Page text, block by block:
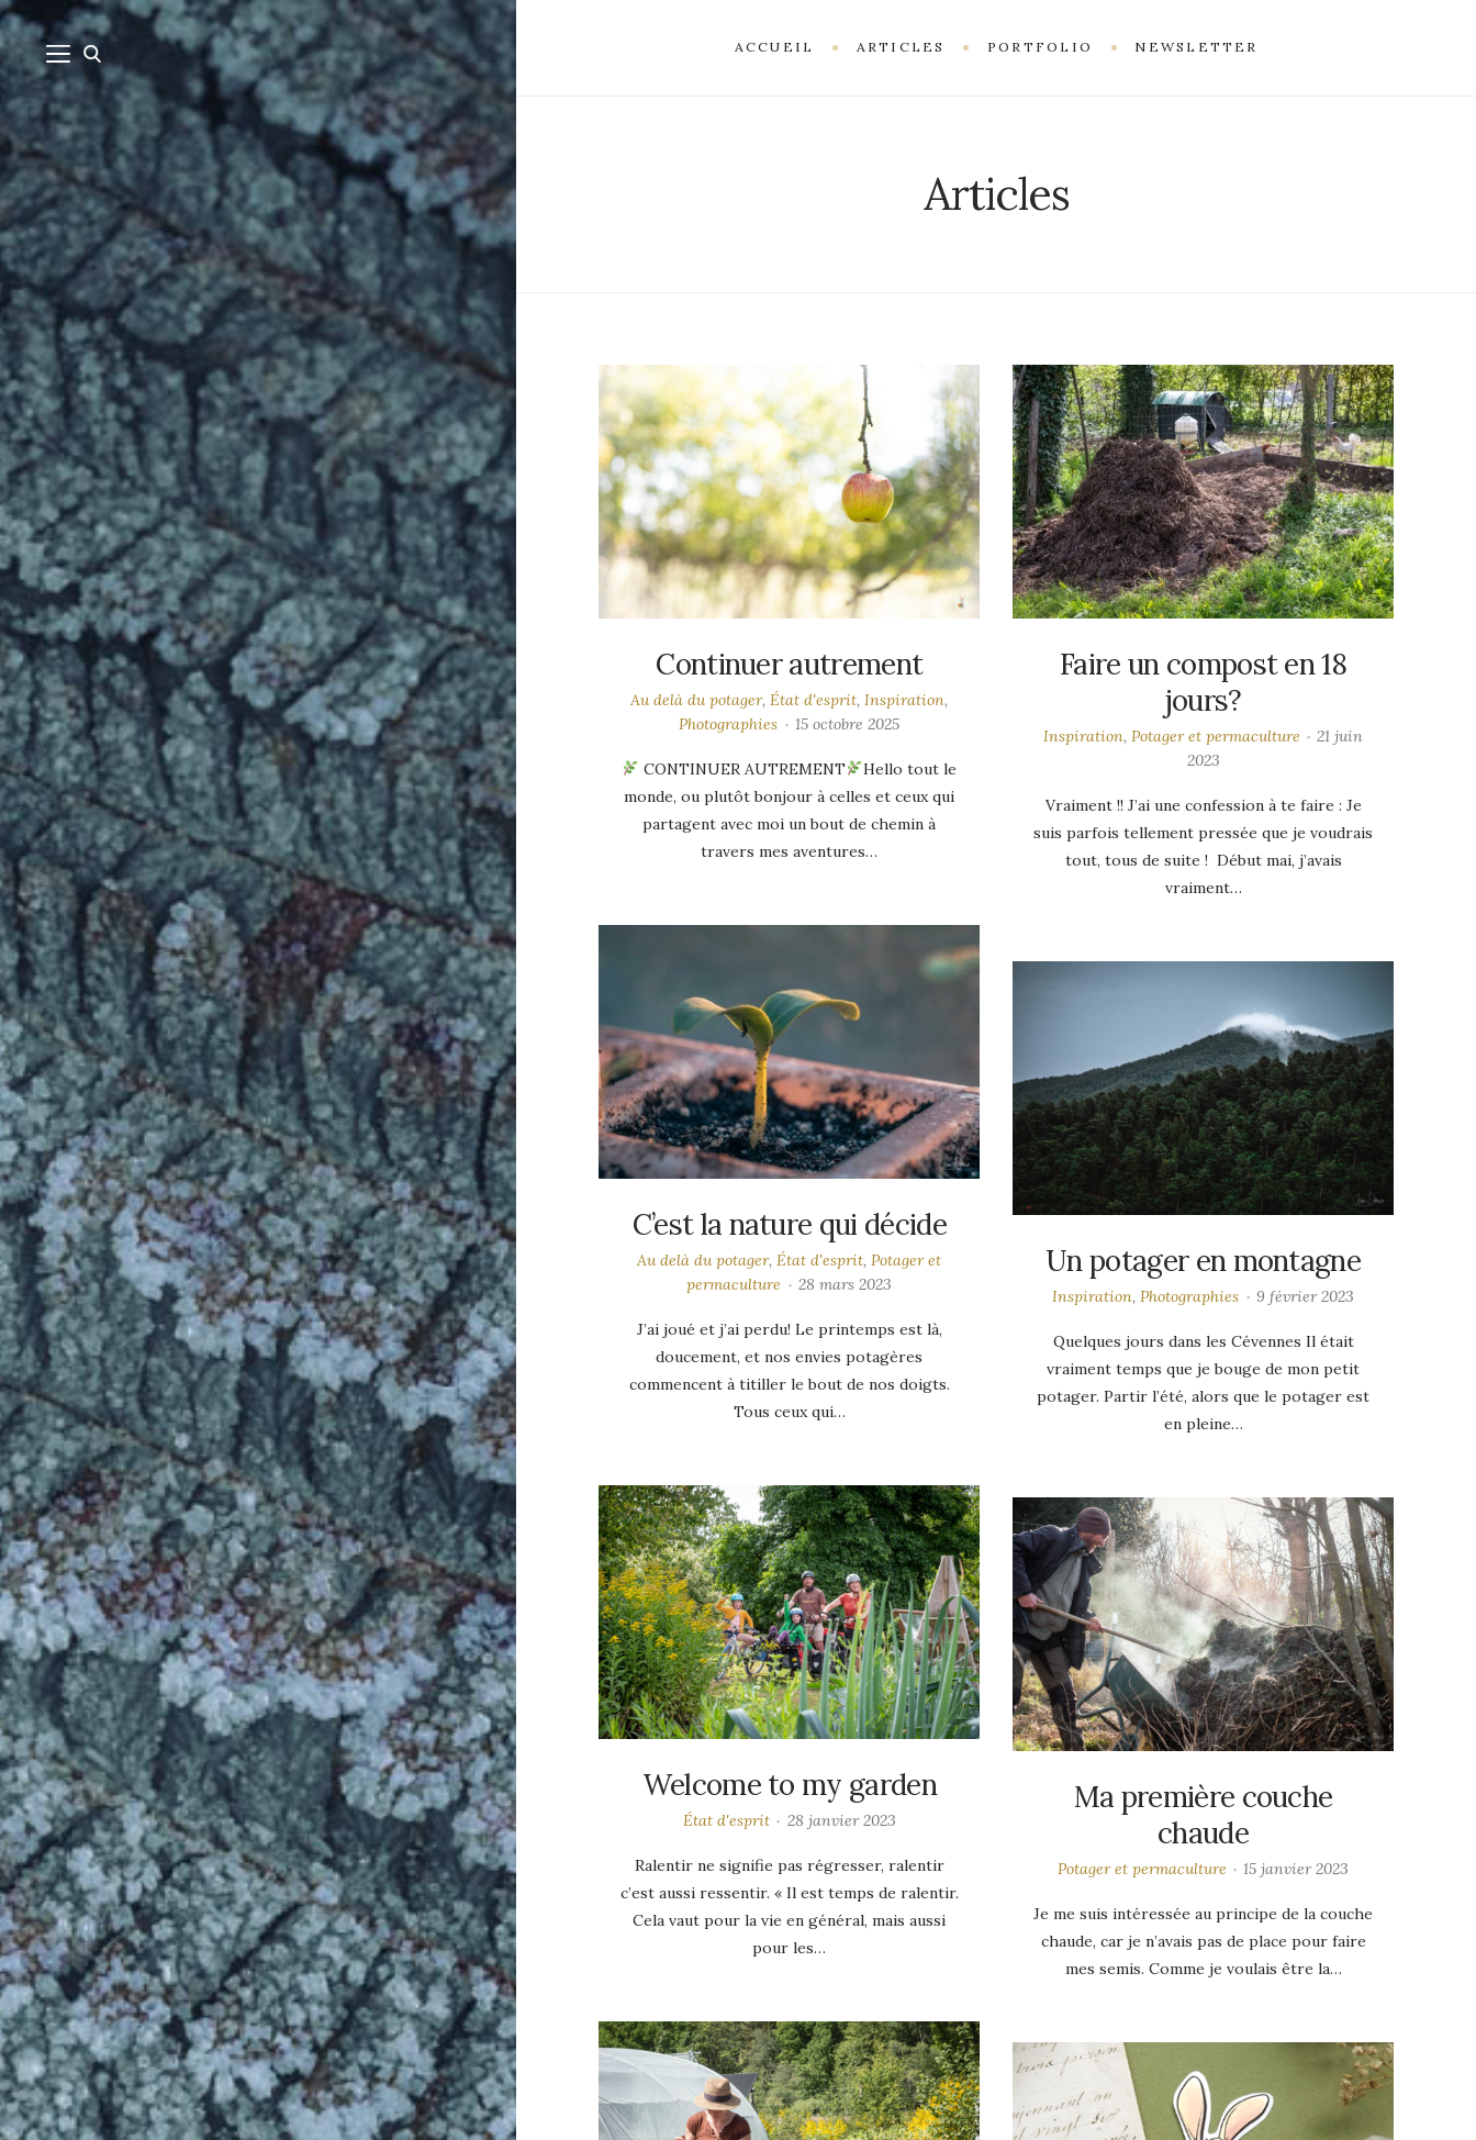
ACCUEIL ARTICLES PORTFOLIO NEWSLETTER
Articles
Continuer autrement
Au delà du potager,État d'esprit,Inspiration,
Photographies
15 octobre 2025
CONTINUER AUTREMENT
Hello tout le
monde, ou plutôt bonjour à celles et ceux qui
partagent avec moi un bout de chemin à
travers mes aventures…
Faire un compost en 18
jours?
Inspiration, Potager et permaculture
21 juin
2023
Vraiment !! J’ai une confession à te faire : Je
suis parfois tellement pressée que je voudrais
tout, tous de suite ! Début mai, j’avais
vraiment…
C’est la nature qui décide
Au delà du potager,État d'esprit,Potager et
permaculture
28 mars 2023
J’ai joué et j’ai perdu! Le printemps est là,
doucement, et nos envies potagères
commencent à titiller le bout de nos doigts.
Tous ceux qui…
Un potager en montagne
Inspiration,Photographies 9 février 2023
Quelques jours dans les Cévennes Il était
vraiment temps que je bouge de mon petit
potager. Partir l’été, alors que le potager est
en pleine…
Welcome to my garden
État d'esprit 28 janvier 2023
Ralentir ne signifie pas régresser, ralentir
c’est aussi ressentir. « Il est temps de ralentir.
Cela vaut pour la vie en général, mais aussi
pour les…
Ma première couche
chaude
Potager et permaculture 15 janvier 2023
Je me suis intéressée au principe de la couche
chaude, car je n’avais pas de place pour faire
mes semis. Comme je voulais être la…